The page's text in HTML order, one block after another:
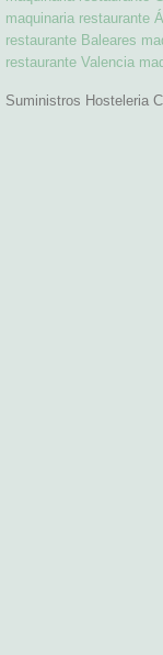
maquinaria restaurante
restaurante Baleares
restaurante Valencia
Suministros Hosteleria